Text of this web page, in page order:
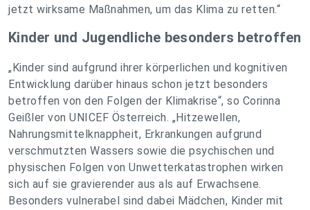
jetzt wirksame Maßnahmen, um das Klima zu retten.“
Kinder und Jugendliche besonders betroffen
„Kinder sind aufgrund ihrer körperlichen und kognitiven
Entwicklung darüber hinaus schon jetzt besonders
betroffen von den Folgen der Klimakrise“, so Corinna
Geißler von UNICEF Österreich. „Hitzewellen,
Nahrungsmittelknappheit, Erkrankungen aufgrund
verschmutzten Wassers sowie die psychischen und
physischen Folgen von Unwetterkatastrophen wirken
sich auf sie gravierender aus als auf Erwachsene.
Besonders vulnerabel sind dabei Mädchen, Kinder mit